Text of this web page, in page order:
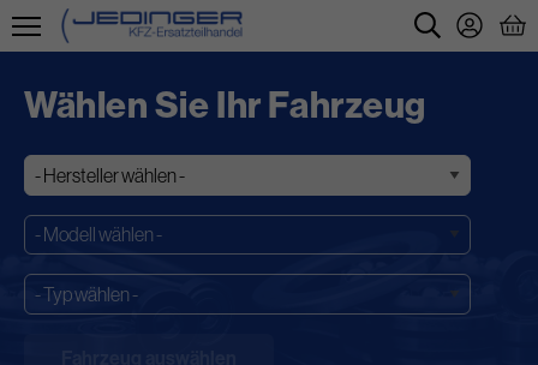
Direkt
Inhalt
Wählen Sie Ihr Fahrzeug